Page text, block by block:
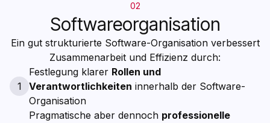
02
Softwareorganisation
Ein gut strukturierte Software-Organisation verbessert
Zusammenarbeit und Effizienz durch:
1
Festlegung klarer Rollen und
Verantwortlichkeiten innerhalb der Software-
Organisation
Pragmatische aber dennoch professionelle